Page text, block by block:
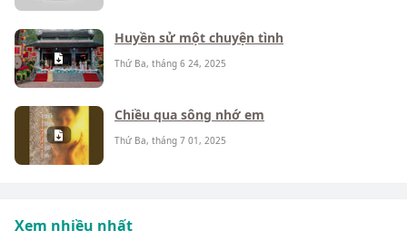
Huyền sử một chuyện tình
Thứ Ba, tháng 6 24, 2025
Chiều qua sông nhớ em
Thứ Ba, tháng 7 01, 2025
Xem nhiều nhất